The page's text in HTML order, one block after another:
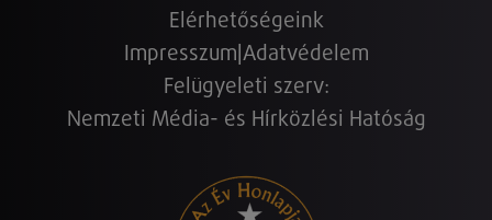
Elérhetőségeink
Impresszum Adatvédelem
Felügyeleti szerv:
Nemzeti Média- és Hírközlési Hatóság